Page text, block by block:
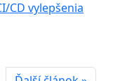
CD vylepšenia